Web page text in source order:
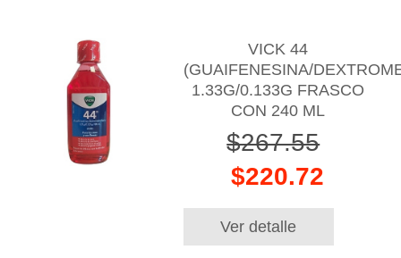
VICK 44
(GUAIFENESINA/
1.33G/0.133G FRASCO
CON 240 ML
$267.55
$220.72
Ver detalle